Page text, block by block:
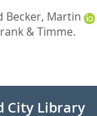
Becker, Martin
& Timme.
City Library